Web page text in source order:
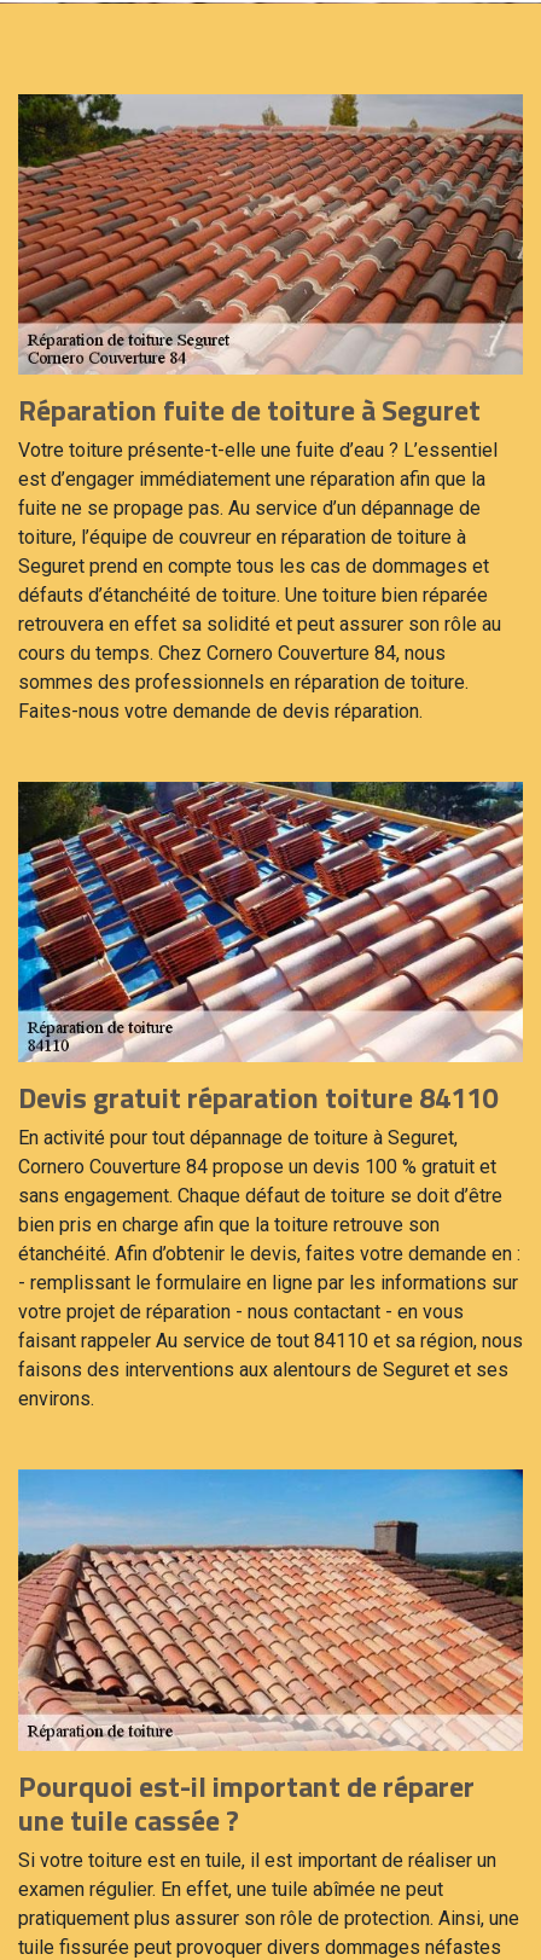
Réparation fuite de toiture à Seguret
Votre toiture présente-t-elle une fuite d’eau ? L’essentiel
est d’engager immédiatement une réparation afin que la
fuite ne se propage pas. Au service d’un dépannage de
toiture, l’équipe de couvreur en réparation de toiture à
Seguret prend en compte tous les cas de dommages et
défauts d’étanchéité de toiture. Une toiture bien réparée
retrouvera en effet sa solidité et peut assurer son rôle au
cours du temps. Chez Cornero Couverture 84, nous
sommes des professionnels en réparation de toiture.
Faites-nous votre demande de devis réparation.
Devis gratuit réparation toiture 84110
En activité pour tout dépannage de toiture à Seguret,
Cornero Couverture 84 propose un devis 100 % gratuit et
sans engagement. Chaque défaut de toiture se doit d’être
bien pris en charge afin que la toiture retrouve son
étanchéité. Afin d’obtenir le devis, faites votre demande en :
- remplissant le formulaire en ligne par les informations sur
votre projet de réparation - nous contactant - en vous
faisant rappeler Au service de tout 84110 et sa région, nous
faisons des interventions aux alentours de Seguret et ses
environs.
Pourquoi est-il important de réparer
une tuile cassée ?
Si votre toiture est en tuile, il est important de réaliser un
examen régulier. En effet, une tuile abîmée ne peut
pratiquement plus assurer son rôle de protection. Ainsi, une
tuile fissurée peut provoquer divers dommages néfastes